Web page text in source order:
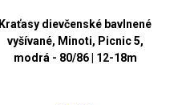
Kraťasy dievčenské bavlnené
vyšívané, Minoti, Picnic 5,
modrá - 80/86 | 12-18m